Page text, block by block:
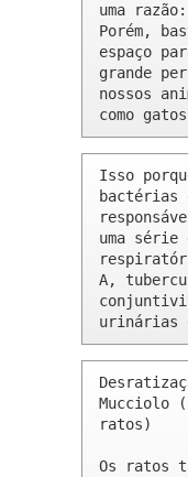
uma
Porém,
espaço
grande
nossos
como
Isso
bactérias
uma série
A,
urinárias
Mucciolo
ratos)
Os ratos